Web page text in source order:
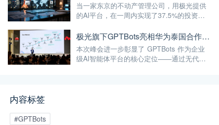
当一家东京的不动产管理公司，用极光提供
的AI平台，在一周内实现了37.5%的投资回
正的"能力出海"。
极光旗下GPTBots亮相华为泰国合作伙伴峰会，带来让流量真正转化为业绩的AI解决方案
本次峰会进一步彰显了 GPTBots 作为企业
级AI智能体平台的核心定位——通过无代码
内容标签
#GPTBots